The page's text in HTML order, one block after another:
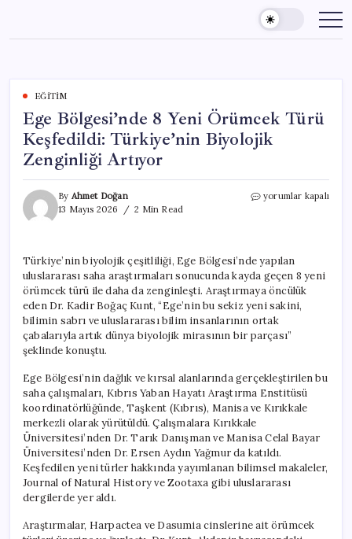
content
EĞITIM
Ege Bölgesi’nde 8 Yeni Örümcek Türü
Keşfedildi: Türkiye’nin Biyolojik
Zenginliği Artıyor
By Ahmet Doğan
13 Mayıs 2026
2 Min Read
Ege
Türü
Keşfedildi:
Türkiye’nin
Biyolojik
Zenginliği
Artıyor
için
yorumlar kapalı
Türkiye’nin biyolojik çeşitliliği, Ege Bölgesi’nde yapılan
uluslararası saha araştırmaları sonucunda kayda geçen 8 yeni
örümcek türü ile daha da zenginleşti. Araştırmaya öncülük
eden Dr. Kadir Boğaç Kunt, “Ege’nin bu sekiz yeni sakini,
bilimin sabrı ve uluslararası bilim insanlarının ortak
çabalarıyla artık dünya biyolojik mirasının bir parçası”
şeklinde konuştu.
Ege Bölgesi’nin dağlık ve kırsal alanlarında gerçekleştirilen bu
saha çalışmaları, Kıbrıs Yaban Hayatı Araştırma Enstitüsü
koordinatörlüğünde, Taşkent (Kıbrıs), Manisa ve Kırıkkale
merkezli olarak yürütüldü. Çalışmalara Kırıkkale
Üniversitesi’nden Dr. Tarık Danışman ve Manisa Celal Bayar
Üniversitesi’nden Dr. Ersen Aydın Yağmur da katıldı.
Keşfedilen yeni türler hakkında yayımlanan bilimsel makaleler,
Journal of Natural History ve Zootaxa gibi uluslararası
dergilerde yer aldı.
Araştırmalar, Harpactea ve Dasumia cinslerine ait örümcek